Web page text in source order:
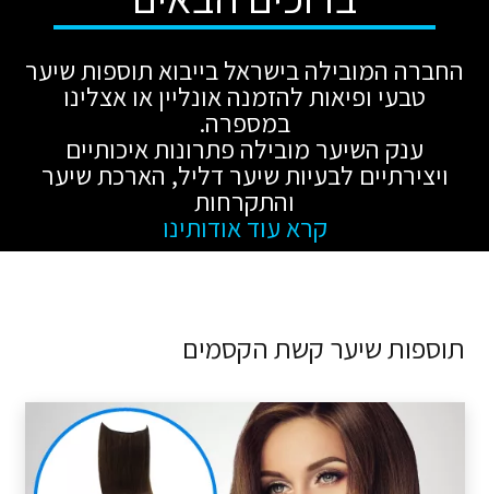
החברה המובילה בישראל בייבוא תוספות שיער
טבעי ופיאות להזמנה אונליין או אצלינו
במספרה.
ענק השיער מובילה פתרונות איכותיים
ויצירתיים לבעיות שיער דליל, הארכת שיער
והתקרחות
קרא עוד אודותינו
תוספות שיער קשת הקסמים